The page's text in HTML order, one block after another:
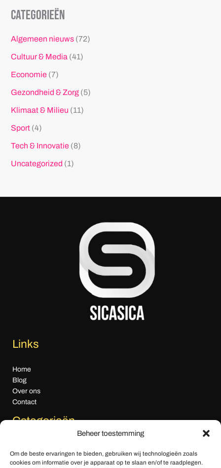
Beheer toestemming
Om de beste ervaringen te bieden, gebruiken wij technologieën zoals
cookies om informatie over je apparaat op te slaan en/of te raadplegen.
Categorieën
Algemeen nieuws(72)
Cultuur & Media (41)
Economie(7)
Gezondheid & Zorg(5)
Klimaat & Milieu (11)
Sport(4)
Tech & Innovatie(8)
Uncategorized (1)
Links
Home
Blog
Over ons
Contact
Categorieën
Cultuur & Media